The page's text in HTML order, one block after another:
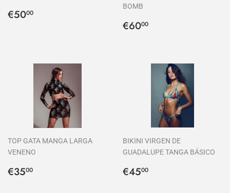
Precio
€5000
BOMB
Precio
€6000
TOP GATA MANGA LARGA
VENENO
Precio
€3500
BIKINI VIRGEN DE
GUADALUPE TANGA BÁSICO
Precio
€4500